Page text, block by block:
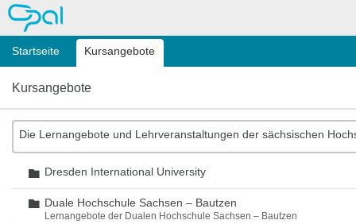
OPAL
Startseite Kursangebote
Kursangebote
Die Lernangebote und Lehrveranstaltungen der sächsischen
Ordner
Dresden International University
Ordner
Duale Hochschule Sachsen – Bautzen
Lernangebote der Dualen Hochschule Sachsen – Bautzen